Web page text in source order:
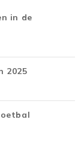
in de
2025